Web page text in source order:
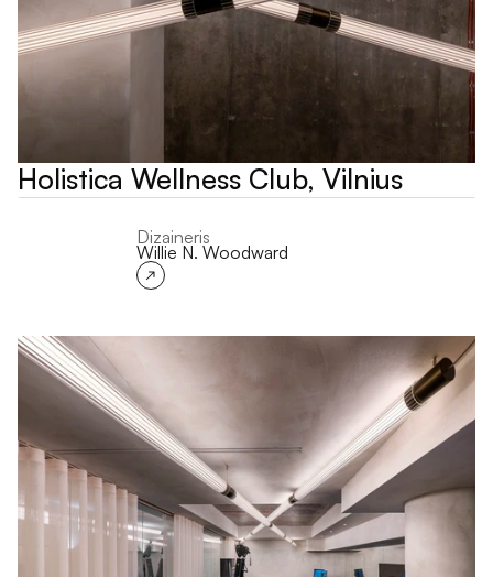
Holistica Wellness Club, Vilnius
Dizaineris
Willie N. Woodward